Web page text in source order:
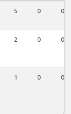
5 0 0
2 0 0
1 0 0